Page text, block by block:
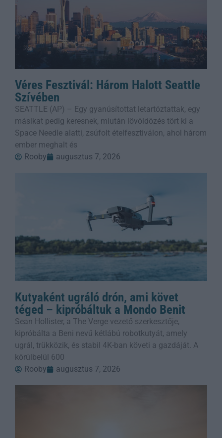
Véres Fesztivál: Három Halott Seattle
Szívében
SEATTLE (AP) – Egy gyanúsítottat letartóztattak, egy
másikat pedig keresnek, miután lövöldözés tört ki a
Space Needle alatti, zsúfolt ételfesztiválon, ahol három
ember meghalt és
Rooby
augusztus 7, 2026
Kutyaként ugráló drón, ami követ
téged – kipróbáltuk a Mondo Benit
Sean Hollister, a The Verge vezető szerkesztője,
kipróbálta a Beni nevű kétlábú robotkutyát, amely
ugrál, trükközik, és stabil 4K-ban követi a gazdáját. A
körülbelül 600
Rooby
augusztus 7, 2026